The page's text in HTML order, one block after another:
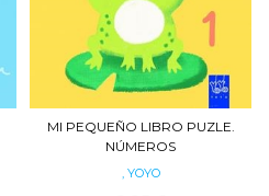
MI PEQUEÑO LIBRO PUZLE.
NÚMEROS
, YOYO